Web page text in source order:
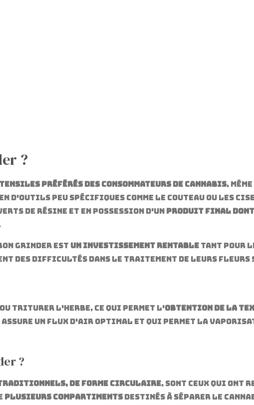
?
préférés des consommateurs de cannabis,
d'outils peu spécifiques comme le couteau ou les
de résine et en possession d'un produit final dont
grinder est un investissement rentable tant pour
des difficultés dans le traitement de leurs fleurs
triturer l'herbe, ce qui permet l'obtention de la
assure un flux d'air optimal et qui permet la
?
de forme circulaire, sont ceux qui ont
plusieurs compartiments destinés à séparer le